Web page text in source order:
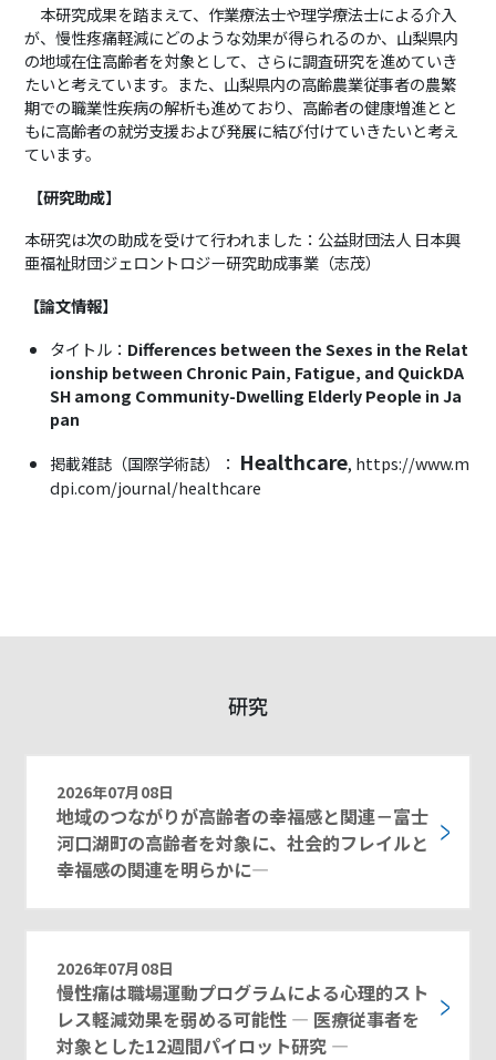
本研究成果を踏まえて、作業療法士や理学療法士による介入
が、慢性疼痛軽減にどのような効果が得られるのか、山梨県内
の地域在住高齢者を対象として、さらに調査研究を進めていき
たいと考えています。また、山梨県内の高齢農業従事者の農繁
期での職業性疾病の解析も進めており、高齢者の健康増進とと
もに高齢者の就労支援および発展に結び付けていきたいと考え
ています。
【研究助成】
本研究は次の助成を受けて行われました：公益財団法人 日本興
亜福祉財団ジェロントロジー研究助成事業（志茂）
【論文情報】
タイトル： Differences between the Sexes in the Relat
ionship between Chronic Pain, Fatigue, and QuickDA
SH among Community-Dwelling Elderly People in Ja
pan
掲載雑誌（国際学術誌）： Healthcare, https://www.m
dpi.com/journal/healthcare
研究
2026年07月08日
地域のつながりが高齢者の幸福感と関連－富士
河口湖町の高齢者を対象に、社会的フレイルと
幸福感の関連を明らかに―
2026年07月08日
慢性痛は職場運動プログラムによる心理的スト
レス軽減効果を弱める可能性 ― 医療従事者を
対象とした12週間パイロット研究 ―